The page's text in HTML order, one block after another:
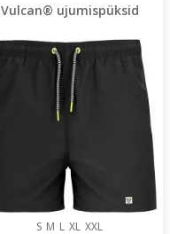
Vulcan® ujumispüksid
S M L XL XXL